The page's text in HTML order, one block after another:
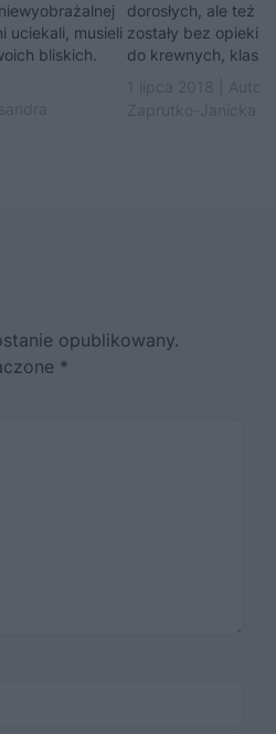
uciekali, musieli
bliskich.
dorosłych, ale też
zostały bez opieki.
do krewnych,
opublikowany.
*